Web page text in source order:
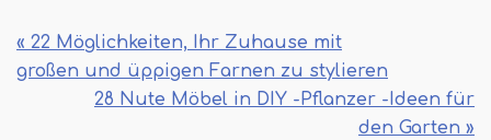
« 22 Möglichkeiten, Ihr Zuhause mit
großen und üppigen Farnen zu stylieren
28 Nute Möbel in DIY -Pflanzer -Ideen für
den Garten »